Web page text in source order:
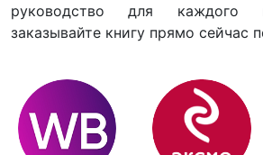
руководство для каждого
заказывайте книгу прямо сейчас